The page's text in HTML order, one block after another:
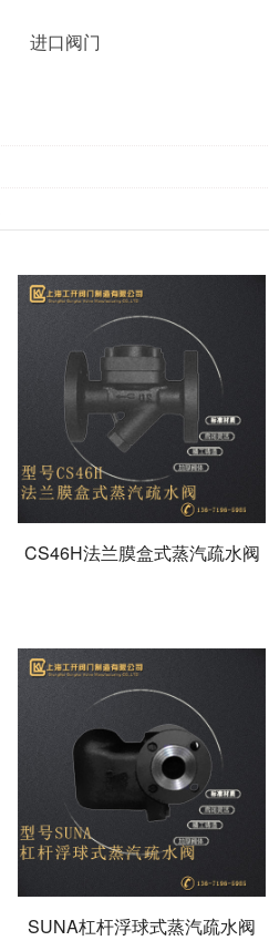
进口阀门
CS46H法兰膜盒式蒸汽疏水阀
SUNA杠杆浮球式蒸汽疏水阀